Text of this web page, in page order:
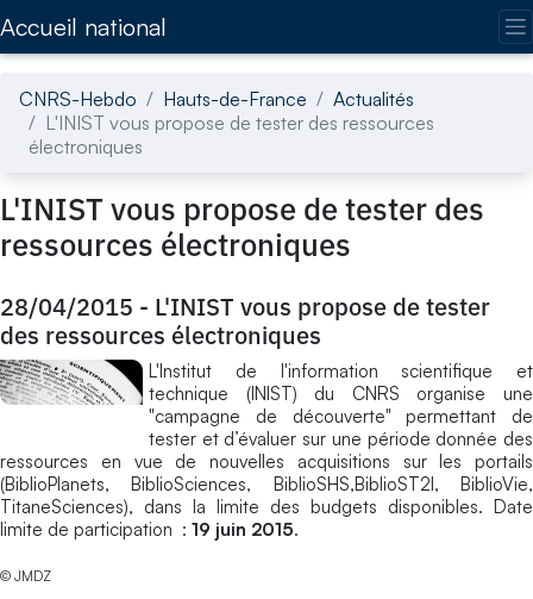
Accueil national
CNRS-Hebdo Hauts-de-France
Actualités
L'INIST vous propose de tester des ressources
électroniques
L'INIST vous propose de tester des
ressources électroniques
28/04/2015 - L'INIST vous propose de tester
des ressources électroniques
L'Institut de l'information scientifique et
technique (INIST) du CNRS organise une
"campagne de découverte" permettant de
tester et d’évaluer sur une période donnée des
ressources en vue de nouvelles acquisitions sur les portails
(BiblioPlanets, BiblioSciences, BiblioSHS,BiblioST2I, BiblioVie,
TitaneSciences), dans la limite des budgets disponibles. Date
limite de participation : 19 juin 2015.
© JMDZ